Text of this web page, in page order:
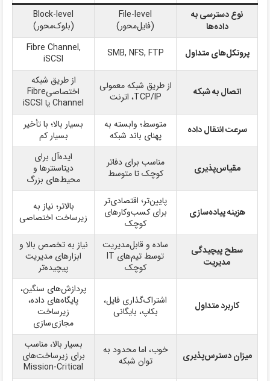
نوع دسترسی به
داده‌ها
File-level
(فایل‌محور)
Block-level
(بلوک‌محور)
پروتکل‌های متداول SMB, NFS, FTP
Fibre Channel,
iSCSI
اتصال به شبکه
از طریق شبکه معمولی
TCP/IP، اترنت
از طریق شبکه
اختصاصیFibre
Channel یا iSCSI
سرعت انتقال داده
متوسط؛ وابسته به
پهنای باند شبکه
بسیار بالا؛ با تأخیر
بسیار کم
مقیاس‌پذیری
مناسب برای دفاتر
کوچک تا متوسط
ایده‌آل برای
دیتاسنترها و
محیط‌های بزرگ
هزینه پیاده‌سازی
پایین‌تر؛ اقتصادی‌تر
برای کسب‌وکارهای
کوچک
بالاتر؛ نیاز به
زیرساخت اختصاصی
سطح پیچیدگی
مدیریت
ساده و قابل‌مدیریت
توسط تیم‌های IT
کوچک
نیاز به تخصص بالا و
ابزارهای مدیریت
پیچیده‌تر
کاربرد متداول
اشتراک‌گذاری فایل،
بکاپ، بایگانی
پردازش‌های سنگین،
پایگاه‌های داده،
زیرساخت
مجازی‌سازی
میزان دسترس‌پذیری
خوب، اما محدود به
توان شبکه
بسیار بالا، مناسب
برای زیرساخت‌های
Mission-Critical